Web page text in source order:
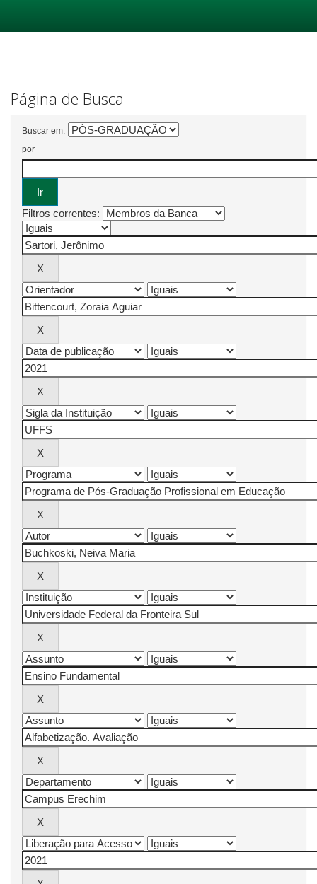
Página de Busca
Buscar em:
por
Filtros correntes: